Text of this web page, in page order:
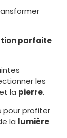
parfaite
les
et la pierre.
pour profiter
la lumière